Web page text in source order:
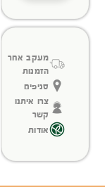
מעקב אחר
הזמנות
סניפים
צרו איתנו
קשר
אודות